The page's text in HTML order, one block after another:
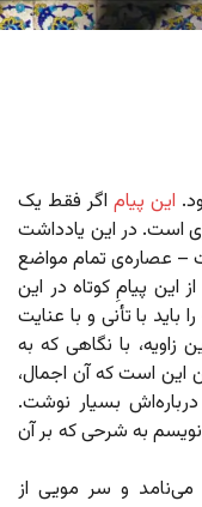
این پیاماگر فقط یک
است. در این یادداشت
– عصاره‌ی تمام مواضع
پیامِ کوتاه در این
با تأنی و با عنایت
زاویه، با نگاهی که به
این است که آن اجمال،
بسیار نوشت.
به شرحی که بر آن
«شکوهمند» می‌‌نامد و سر مویی از